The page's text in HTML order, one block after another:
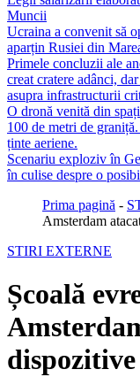
Muncii
Ucraina a convenit să
aparțin Rusiei din
Primele concluzii ale
creat cratere adânci,
asupra infrastructurii
O dronă venită din
100 de metri de
ținte aeriene.
Scenariu exploziv în
în culise despre o
Prima pagină -
Amsterdam
STIRI EXTERNE
Școală